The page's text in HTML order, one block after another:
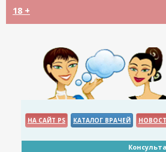
18 +
НА САЙТ PS КАТАЛОГ ВРАЧЕЙ